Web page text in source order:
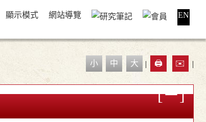
顯示模式 網站導覽 EN
小 中 大 | 🖨️ ✉️ |